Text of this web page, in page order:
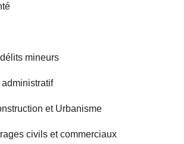
mineurs
et Urbanisme
civils et commerciaux